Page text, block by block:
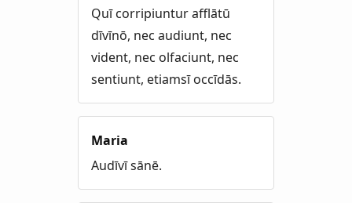
Quī corripiuntur afflātū
dīvīnō, nec audiunt, nec
vident, nec olfaciunt, nec
sentiunt, etiamsī occīdās.
Maria
Audīvī sānē.